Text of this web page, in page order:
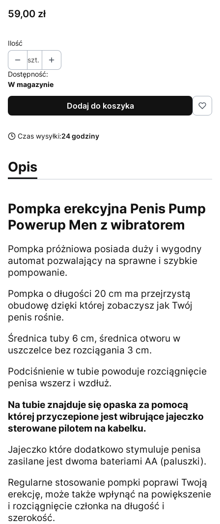
Cena
59,00 zł
Ilość
szt.
Dostępność:
W magazynie
Dodaj do koszyka
Czas wysyłki:24 godziny
Opis
Pompka erekcyjna Penis Pump
Powerup Men z wibratorem
Pompka próżniowa posiada duży i wygodny
automat pozwalający na sprawne i szybkie
pompowanie.
Pompka o długości 20 cm ma przejrzystą
obudowę dzięki której zobaczysz jak Twój
penis rośnie.
Średnica tuby 6 cm, średnica otworu w
uszczelce bez rozciągania 3 cm.
Podciśnienie w tubie powoduje rozciągnięcie
penisa wszerz i wzdłuż.
Na tubie znajduje się opaska za pomocą
której przyczepione jest wibrujące jajeczko
sterowane pilotem na kabelku.
Jajeczko które dodatkowo stymuluje penisa
zasilane jest dwoma bateriami AA (paluszki).
Regularne stosowanie pompki poprawi Twoją
erekcję, może także wpłynąć na powiększenie
i rozciągnięcie członka na długość i
szerokość.